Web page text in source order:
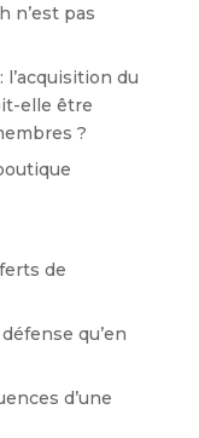
n’est pas
l’acquisition du
elle être
?
de
qu’en
d’une